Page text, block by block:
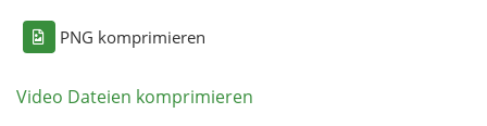
PNG komprimieren
Video Dateien komprimieren